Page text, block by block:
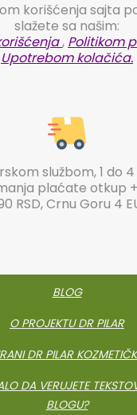
korišćenja sajta
slažete sa našim:
, Politikom
Upotrebom kolačića.
službom, 1 do
plaćate otkup
RSD, Crnu Goru 4
BLOG
O PROJEKTU DR PILAR
DR PILAR
DA VERUJETE
BLOGU?